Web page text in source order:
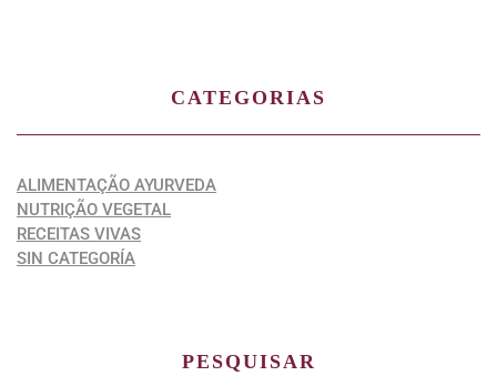
CATEGORIAS
ALIMENTAÇÃO AYURVEDA
NUTRIÇÃO VEGETAL
RECEITAS VIVAS
SIN CATEGORÍA
PESQUISAR